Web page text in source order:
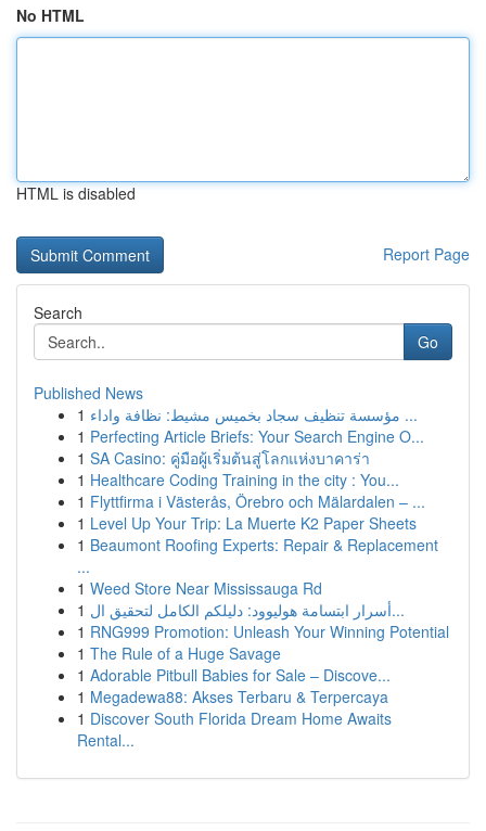
No HTML
HTML is disabled
Report Page
Search
Go
Published News
1
مؤسسة تنظيف سجاد بخميس مشيط: نظافة واداء ...
1 Perfecting Article Briefs: Your Search Engine O...
1 SA Casino: คู่มือผู้เริ่มต้นสู่โลกแห่งบาคาร่า
1 Healthcare Coding Training in the city : You...
1 Flyttfirma i Västerås, Örebro och Mälardalen – ...
1 Level Up Your Trip: La Muerte K2 Paper Sheets
1 Beaumont Roofing Experts: Repair & Replacement
...
1 Weed Store Near Mississauga Rd
1
أسرار ابتسامة هوليوود: دليلكم الكامل لتحقيق ال...
1 RNG999 Promotion: Unleash Your Winning Potential
1 The Rule of a Huge Savage
1 Adorable Pitbull Babies for Sale – Discove...
1 Megadewa88: Akses Terbaru & Terpercaya
1 Discover South Florida Dream Home Awaits
Rental...